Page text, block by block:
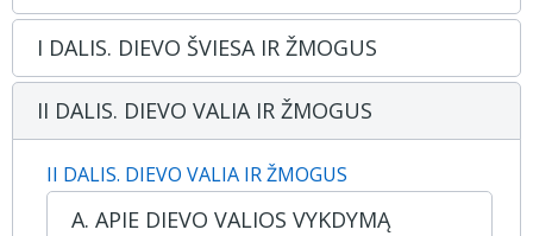
I DALIS. DIEVO ŠVIESA IR ŽMOGUS
II DALIS. DIEVO VALIA IR ŽMOGUS
II DALIS. DIEVO VALIA IR ŽMOGUS
A. APIE DIEVO VALIOS VYKDYMĄ